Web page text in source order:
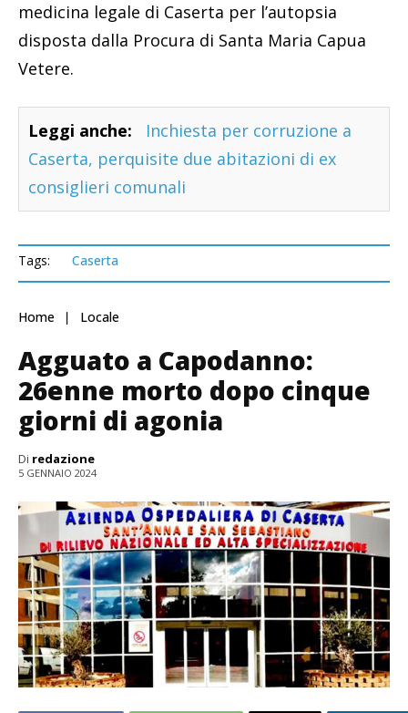
medicina legale di Caserta per l’autopsia
disposta dalla Procura di Santa Maria Capua
Vetere.
Leggi anche:
Inchiesta per corruzione a
Caserta, perquisite due abitazioni di ex
consiglieri comunali
Tags: Caserta
Home Locale
Agguato a Capodanno:
26enne morto dopo cinque
giorni di agonia
Di redazione
5 GENNAIO 2024